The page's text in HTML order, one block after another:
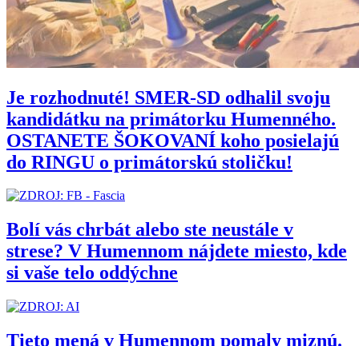
Je rozhodnuté! SMER-SD odhalil svoju
kandidátku na primátorku Humenného.
OSTANETE ŠOKOVANÍ koho posielajú
do RINGU o primátorskú stoličku!
Bolí vás chrbát alebo ste neustále v
strese? V Humennom nájdete miesto, kde
si vaše telo oddýchne
Tieto mená v Humennom pomaly miznú.